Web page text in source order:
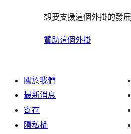
想要支援這個外掛的發
贊助這個外掛
關於我們
最新消息
寄存
隱私權